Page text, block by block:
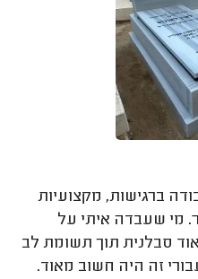
ברגישות, מקצועיות
מי שעבדה איתי על
סבלנית תוך תשומת לב
זה היה חשוב מאוד.